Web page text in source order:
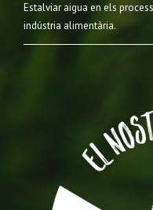
Estalviar aigua en els
indústria alimentària.